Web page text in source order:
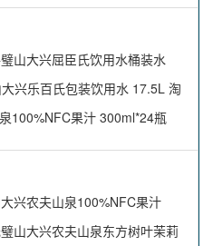
山大兴屈臣氏饮用水桶装水
兴乐百氏包装饮用水 17.5L 淘
100%NFC果汁 300ml*24瓶
兴农夫山泉100%NFC果汁
山大兴农夫山泉东方树叶茉莉